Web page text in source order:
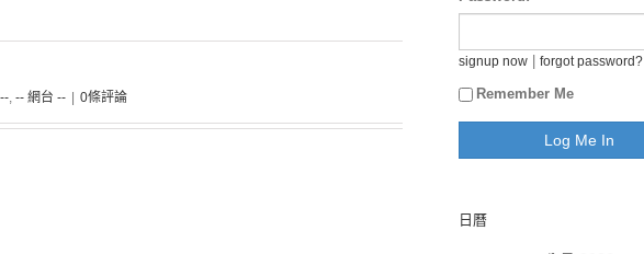
, -- 網台 -- 0條評論
signup now forgot password?
Remember Me
日曆